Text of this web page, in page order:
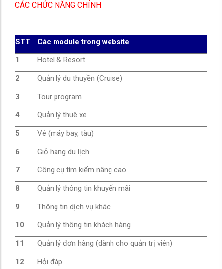
CÁC CHỨC NĂNG CHÍNH
STT Các module trong website
1 Hotel & Resort
2 Quản lý du thuyền (Cruise)
3 Tour program
4 Quản lý thuê xe
5 Vé (máy bay, tàu)
6 Giỏ hàng du lịch
7 Công cụ tìm kiếm nâng cao
8 Quản lý thông tin khuyến mãi
9 Thông tin dịch vụ khác
10 Quản lý thông tin khách hàng
11 Quản lý đơn hàng (dành cho quản trị viên)
12 Hỏi đáp